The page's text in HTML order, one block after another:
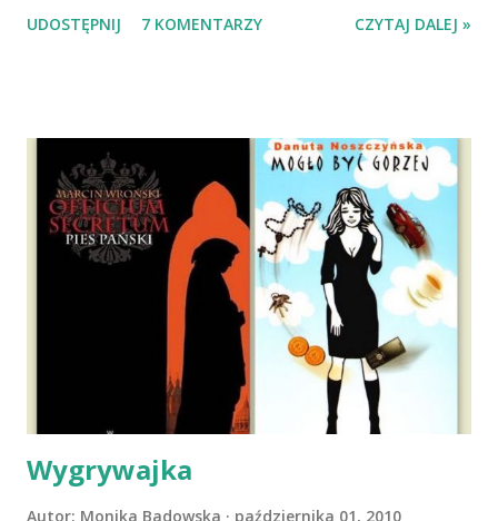
Mazowieckim, pojechaliśmy na wizytę zapoznawczą, a kilka
wspólnego życia przeczytacie TUTAJ i TUTAJ . Gdy już
nieco okrzepliśmy w codzienności z psem, a Amber - z
ludźmi i kotami, pojawił się pomysł na wspólny jesienny
wyjazd w Beskid Niski. Zanim to jednak się stało psica miała
atak padaczki, co spowodowało, że wyjazd odwołaliśmy,
wdrożyliśmy leczenie i od nowa zaczęliśmy oswajać z nami i
wspólnym życiem zdezorientowanego chorobą psa. Udało
się ustabilizować zawirowania zdrowotne i wówczas
zaczęliśmy się cieszyć sobą wzajemnie już na 100%.
Dopier...
UDOSTĘPNIJ 7 KOMENTARZY CZYTAJ DALEJ »
Wygrywajka
Autor: Monika Badowska października 01, 2010